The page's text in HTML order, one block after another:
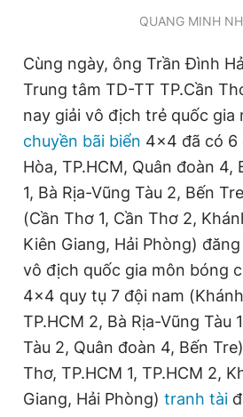
QUANG MINH
Cùng ngày, ông Trần Đình
Trung tâm TD-TT TP.Cần
nay giải vô địch trẻ quốc gia
chuyền bãi biển 4x4 đã có 6
Hòa, TP.HCM, Quân đoàn 4,
1, Bà Rịa-Vũng Tàu 2, Bến
(Cần Thơ 1, Cần Thơ 2,
Kiên Giang, Hải Phòng)
vô địch quốc gia môn bóng
4x4 quy tụ 7 đội nam (Khánh
TP.HCM 2, Bà Rịa-Vũng Tàu
Tàu 2, Quân đoàn 4, Bến
Thơ, TP.HCM 1, TP.HCM 2,
Giang, Hải Phòng) tranh tài